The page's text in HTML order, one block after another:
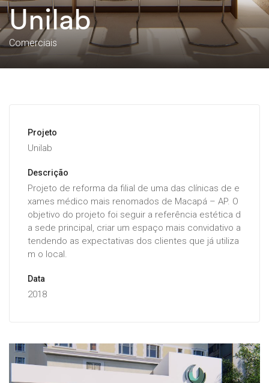
Unilab
Comerciais
Projeto
Unilab
Descrição
Projeto de reforma da filial de uma das clínicas de e
xames médico mais renomados de Macapá – AP. O
objetivo do projeto foi seguir a referência estética d
a sede principal, criar um espaço mais convidativo a
tendendo as expectativas dos clientes que já utiliza
m o local.
Data
2018